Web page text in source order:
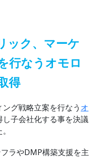
ック、マーケ
行なうオモロ
得
グ戦略立案を行なう オ
子会社化する事を決議
ラやDMP構築支援を主